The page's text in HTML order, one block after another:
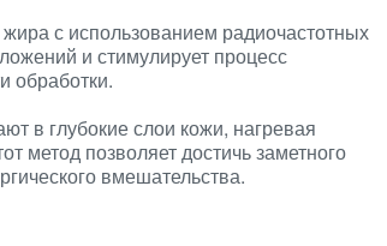
с использованием радиочастотных
и стимулирует процесс
обработки.
в глубокие слои кожи, нагревая
метод позволяет достичь заметного
вмешательства.